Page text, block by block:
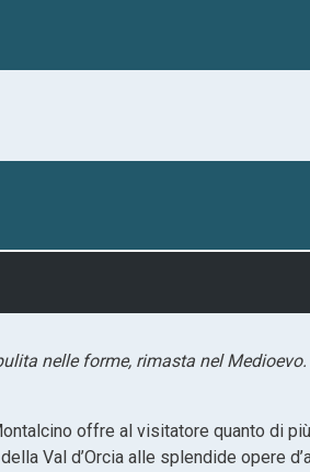
nelle forme, rimasta nel
della
offre al visitatore quanto di
Val d’Orcia alle splendide opere